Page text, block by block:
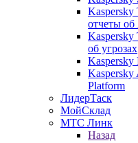
Kaspersky
отчеты
Kaspersky
об угрозах
Kaspersky
Kaspersky
Platform
ЛидерТаск
МойСклад
МТС Линк
Назад